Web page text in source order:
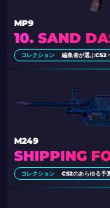
10. SAND
MP9
コレクション 編集者が選ぶ
SHIPPING
M249
コレクション CS2のあらゆる予